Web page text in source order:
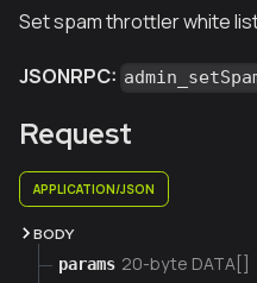
Set spam throttler white
JSONRPC:
Request
APPLICATION/JSON
BODY
params 20-byte DATA[]